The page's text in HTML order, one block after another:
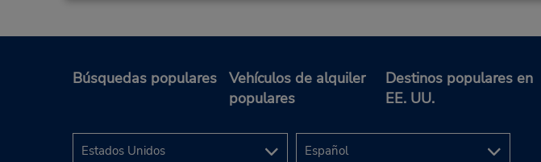
Búsquedas populares
Vehículos de alquiler
populares
Destinos populares en
EE. UU.